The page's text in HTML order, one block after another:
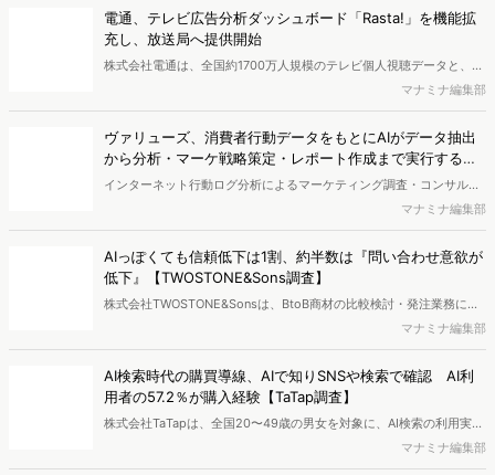
における生活者の意識や行動背景の把握が可能となり、リテールプロ
モーションにおけるプランニングの高速化と高精度化を実現できると
いいます。
電通、テレビ広告分析ダッシュボード「Rasta!」を機能拡
充し、放送局へ提供開始
株式会社電通は、全国約1700万人規模のテレビ個人視聴データと、独
自の大規模生活者意識調査データを掛け合わせて、テレビ広告のデー
タ集計や広告効果の分析ができるダッシュボード「Rasta!
（Resourceful Analysis System of TV Audience：ラスタ）」の機能
を拡充し、放送局への提供を開始したことを発表しました。
マナミナ編集部
ヴァリューズ、消費者行動データをもとにAIがデータ抽出
から分析・マーケ戦略策定・レポート作成まで実行する
「Dockpit AIエージェント」を提供開始
インターネット行動ログ分析によるマーケティング調査・コンサルテ
ィングサービスを提供する株式会社ヴァリューズは、国内最大規模
250万人のWeb行動ログデータを基盤としたマーケティングリサーチ
エンジン「Dockpit（ドックピット）」の新機能として、AIが市場分
析から仮説構築、レポート作成までを自律的にサポートする
「Dockpit AIエージェント」の提供を開始いたしました。
マナミナ編集部
AIっぽくても信頼低下は1割、約半数は『問い合わせ意欲が
低下』【TWOSTONE&Sons調査】
株式会社TWOSTONE&Sonsは、BtoB商材の比較検討・発注業務に携
わる担当者を対象に、コンテンツのAIっぽさに関する意識調査を実施
し、結果を公開しました。
マナミナ編集部
AI検索時代の購買導線、AIで知りSNSや検索で確認 AI利
用者の57.2％が購入経験【TaTap調査】
株式会社TaTapは、全国20〜49歳の男女を対象に、AI検索の利用実態
と、AIで知った商品をどこで確かめているかを調査し、結果を公開し
ました。
マナミナ編集部